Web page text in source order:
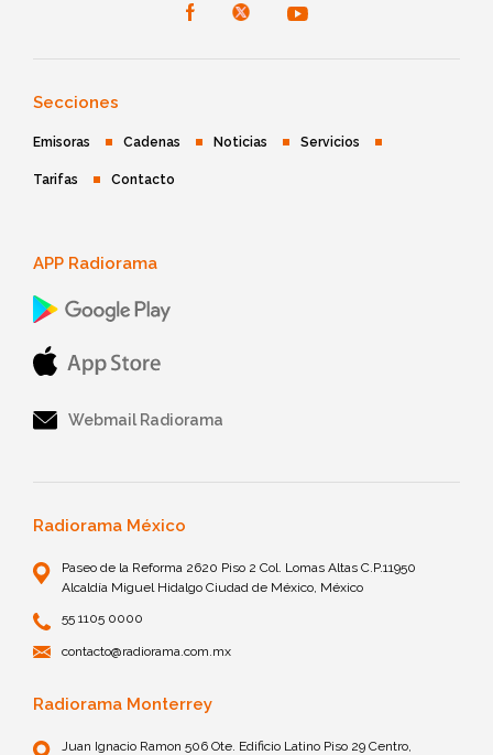
Secciones
Emisoras Cadenas Noticias Servicios
Tarifas Contacto
APP Radiorama
Webmail Radiorama
Radiorama México
Paseo de la Reforma 2620 Piso 2 Col. Lomas Altas C.P.11950
Alcaldía Miguel Hidalgo Ciudad de México, México
55 1105 0000
contacto@radiorama.com.mx
Radiorama Monterrey
Juan Ignacio Ramon 506 Ote. Edificio Latino Piso 29 Centro,